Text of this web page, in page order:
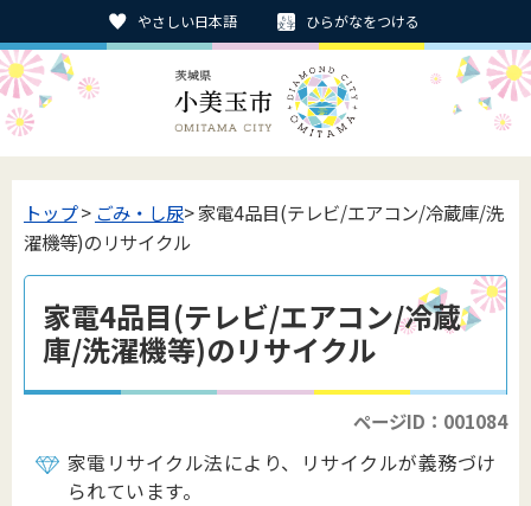
やさしい日本語 ひらがなをつける
トップ> ごみ・し尿> 家電4品目(テレビ/エアコン/冷蔵庫/洗
濯機等)のリサイクル
家電4品目(テレビ/エアコン/冷蔵
庫/洗濯機等)のリサイクル
ページID：001084
家電リサイクル法により、リサイクルが義務づけ
られています。